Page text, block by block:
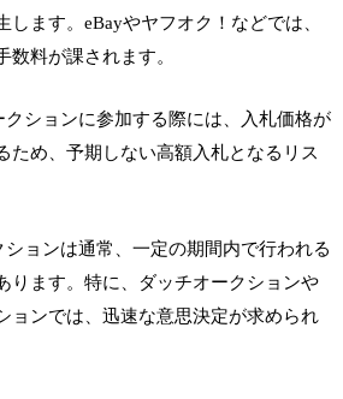
します。eBayやヤフオク！などでは、
数料が課されます。
クションに参加する際には、入札価格が
ため、予期しない高額入札となるリス
ョンは通常、一定の期間内で行われる
ります。特に、ダッチオークションや
ョンでは、迅速な意思決定が求められ